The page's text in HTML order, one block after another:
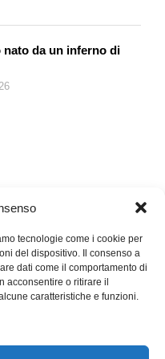
tecnologie come i cookie per
del dispositivo. Il consenso a
dati come il comportamento di
acconsentire o ritirare il
caratteristiche e funzioni.
nato da un inferno di